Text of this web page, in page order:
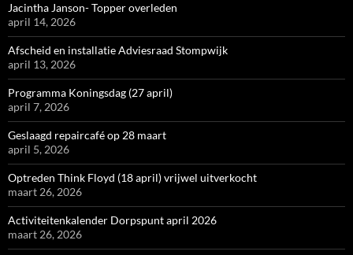
Jacintha Janson- Topper overleden
april 14, 2026
Afscheid en installatie Adviesraad Stompwijk
april 13, 2026
Programma Koningsdag (27 april)
april 7, 2026
Geslaagd repaircafé op 28 maart
april 5, 2026
Optreden Think Floyd (18 april) vrijwel uitverkocht
maart 26, 2026
Activiteitenkalender Dorpspunt april 2026
maart 26, 2026